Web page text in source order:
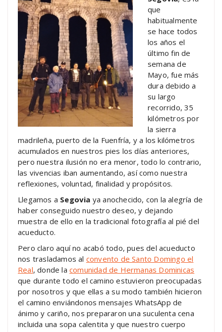
que
habitualmente
se hace todos
los años el
último fin de
semana de
Mayo, fue más
dura debido a
su largo
recorrido, 35
kilómetros por
la sierra
madrileña, puerto de la Fuenfría, y a los kilómetros
acumulados en nuestros pies los días anteriores,
pero nuestra ilusión no era menor, todo lo contrario,
las vivencias iban aumentando, así como nuestra
reflexiones, voluntad, finalidad y propósitos.
Llegamos a Segovia ya anochecido, con la alegría de
haber conseguido nuestro deseo, y dejando
muestra de ello en la tradicional fotografía al pié del
acueducto.
Pero claro aquí no acabó todo, pues del acueducto
nos trasladamos al convento de Santo Domingo el
Real, donde lacomunidad de Hermanas Dominicas
que durante todo el camino estuvieron preocupadas
por nosotros y que ellas a su modo también hicieron
el camino enviándonos mensajes WhatsApp de
ánimo y cariño, nos prepararon una suculenta cena
incluida una sopa calentita y que nuestro cuerpo